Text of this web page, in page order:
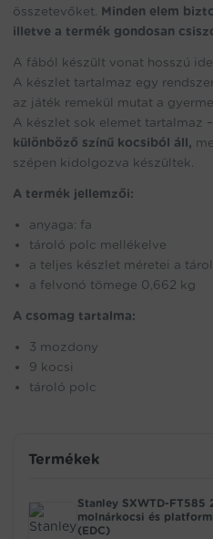
összetevőket. Minden elem
illetve a termék gondosan
A fából készült vonat hosszú
A készlet tartalmaz egy
az játék remekül mutat a
A készlet sok elemet tartalmaz –
különböző színű kocsiból áll,
szépen kidolgozva készültek.
A termék jellemzői:
anyaga: fa
tároló polc mellékelve
a teljes készlet méretei a
a felvonó tömege 0,662 kg
A csomag tartalma:
3 mozdony
9 kocsi
tároló polc
Termékek
Stanley SXWTD-FT585
molnárkocsi és
(EDC)